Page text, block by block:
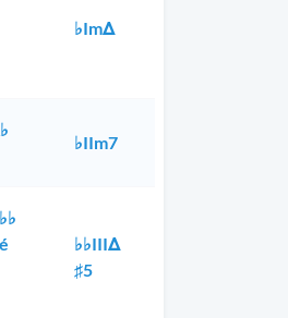
♭ImΔ
♭IIm7
♭♭IIIΔ
♯5